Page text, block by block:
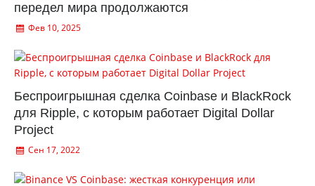
передел мира продолжаются
Фев 10, 2025
Беспроигрышная сделка Coinbase и BlackRock
для Ripple, с которым работает Digital Dollar
Project
Сен 17, 2022